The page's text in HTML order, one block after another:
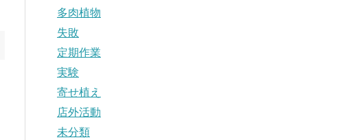
多肉植物
失敗
定期作業
実験
寄せ植え
店外活動
未分類